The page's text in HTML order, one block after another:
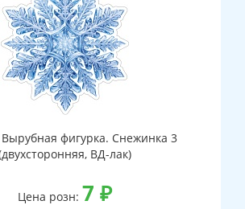
фигурка. Снежинка 3
ВД-лак)
Цена розн: 7 ₽